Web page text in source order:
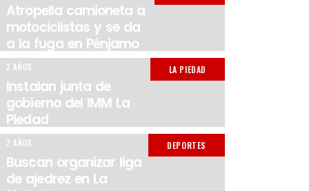
Atropella camioneta a
motociclistas y se da
a la fuga en Pénjamo
2 AÑOS. LA PIEDAD
Instalan junta de
gobierno del IMM La
Piedad
2 AÑOS. DEPORTES
Buscan organizar liga
de ajedrez en La